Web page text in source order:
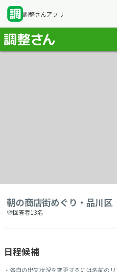
調整さんアプリ
朝の商店街めぐり・品川区
回答者13名
日程候補
・各自の出欠状況を変更するには名前の